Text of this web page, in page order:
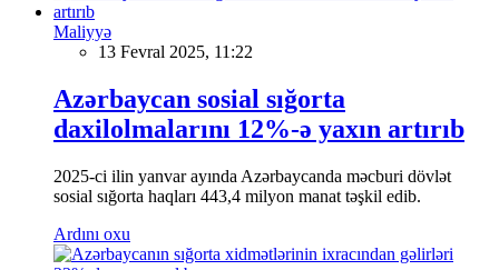
Maliyyə
13 Fevral 2025, 11:22
Azərbaycan sosial sığorta
daxilolmalarını 12%-ə yaxın artırıb
2025-ci ilin yanvar ayında Azərbaycanda məcburi dövlət
sosial sığorta haqları 443,4 milyon manat təşkil edib.
Ardını oxu